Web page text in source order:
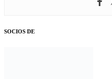
SOCIOS DE